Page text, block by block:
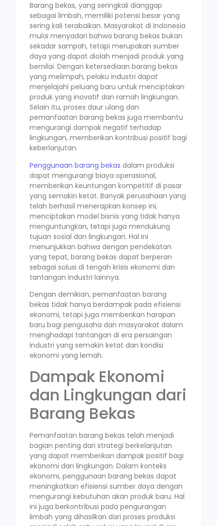
Barang bekas, yang seringkali dianggap
sebagai limbah, memiliki potensi besar yang
sering kali terabaikan. Masyarakat di Indonesia
mulai menyadari bahwa barang bekas bukan
sekadar sampah, tetapi merupakan sumber
daya yang dapat diolah menjadi produk yang
bernilai. Dengan ketersediaan barang bekas
yang melimpah, pelaku industri dapat
menjelajahi peluang baru untuk menciptakan
produk yang inovatif dan ramah lingkungan.
Selain itu, proses daur ulang dan
pemanfaatan barang bekas juga membantu
mengurangi dampak negatif terhadap
lingkungan, memberikan kontribusi positif bagi
keberlanjutan.
Penggunaan barang bekas dalam produksi
dapat mengurangi biaya operasional,
memberikan keuntungan kompetitif di pasar
yang semakin ketat. Banyak perusahaan yang
telah berhasil menerapkan konsep ini,
menciptakan model bisnis yang tidak hanya
menguntungkan, tetapi juga mendukung
tujuan sosial dan lingkungan. Hal ini
menunjukkan bahwa dengan pendekatan
yang tepat, barang bekas dapat berperan
sebagai solusi di tengah krisis ekonomi dan
tantangan industri lainnya.
Dengan demikian, pemanfaatan barang
bekas tidak hanya berdampak pada efisiensi
ekonomi, tetapi juga memberikan harapan
baru bagi pengusaha dan masyarakat dalam
menghadapi tantangan di era persaingan
industri yang semakin ketat dan kondisi
ekonomi yang lemah.
Dampak Ekonomi
dan Lingkungan dari
Barang Bekas
Pemanfaatan barang bekas telah menjadi
bagian penting dari strategi berkelanjutan
yang dapat memberikan dampak positif bagi
ekonomi dan lingkungan. Dalam konteks
ekonomi, penggunaan barang bekas dapat
meningkatkan efisiensi sumber daya dengan
mengurangi kebutuhan akan produk baru. Hal
ini juga berkontribusi pada pengurangan
limbah yang dihasilkan dari proses produksi